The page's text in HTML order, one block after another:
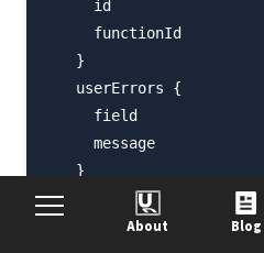
About Blog
      id
      functionId
    }
    userErrors {
      field
      message
    }
  }